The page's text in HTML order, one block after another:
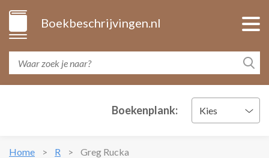
Boekbeschrijvingen.nl
Boekenplank: Kies
Home R Greg Rucka